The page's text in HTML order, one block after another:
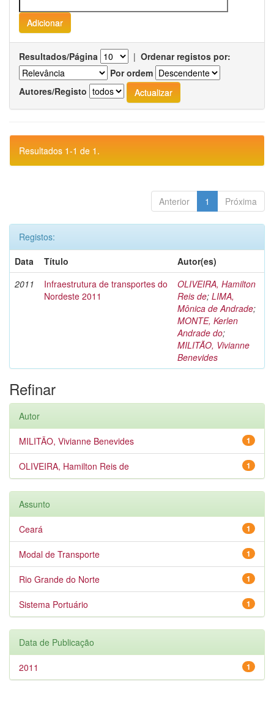
Resultados/Página | Ordenar registos por:
Por ordem
Autores/Registo
Resultados 1-1 de 1.
Anterior 1 Próxima
Registos:
Data
Título
Autor(es)
2011
Infraestrutura de transportes do
Nordeste 2011
OLIVEIRA, Hamilton
Reis de; LIMA,
Mônica de Andrade;
MONTE, Kerlen
Andrade do;
MILITÃO, Vivianne
Benevides
Refinar
Autor
1
MILITÃO, Vivianne Benevides
1
OLIVEIRA, Hamilton Reis de
Assunto
1
Ceará
1
Modal de Transporte
1
Rio Grande do Norte
1
Sistema Portuário
Data de Publicação
1
2011